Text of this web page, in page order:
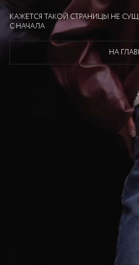
КАЖЕТСЯ ТАКОЙ СТРАНИЦЫ НЕ
С НАЧАЛА
НА